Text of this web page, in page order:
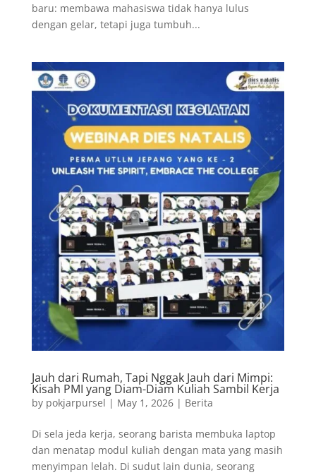
baru: membawa mahasiswa tidak hanya lulus
dengan gelar, tetapi juga tumbuh...
Jauh dari Rumah, Tapi Nggak Jauh dari Mimpi:
Kisah PMI yang Diam-Diam Kuliah Sambil Kerja
by pokjarpursel | May 1, 2026| Berita
Di sela jeda kerja, seorang barista membuka laptop
dan menatap modul kuliah dengan mata yang masih
menyimpan lelah. Di sudut lain dunia, seorang